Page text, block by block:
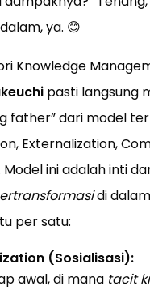
ya. 😊
Knowledge
pasti langsung
father” dari model
Externalization,
ini adalah inti
di dalam
per satu:
(Sosialisasi):
awal, di mana tacit